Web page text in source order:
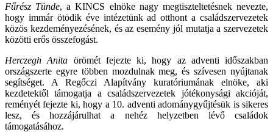
Fűrész Tünde, a KINCS elnöke nagy megtiszteltetésnek nevezte,
hogy immár ötödik éve intézetünk ad otthont a családszervezetek
közös kezdeményezésének, és az esemény jól mutatja a szervezetek
közötti erős összefogást.
Herczegh Anita örömét fejezte ki, hogy az adventi időszakban
országszerte egyre többen mozdulnak meg, és szívesen nyújtanak
segítséget. A Regőczi Alapítvány kuratóriumának elnöke, aki
kezdetektől támogatja a családszervezetek jótékonysági akcióját,
reményét fejezte ki, hogy a 10. adventi adománygyűjtésük is sikeres
lesz, és hozzájárulhat a nehéz helyzetben lévő családok
támogatásához.